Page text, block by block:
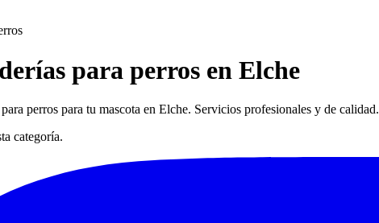
para perros en Elche
perros para tu mascota en Elche. Servicios profesionales y de calidad.
categoría.